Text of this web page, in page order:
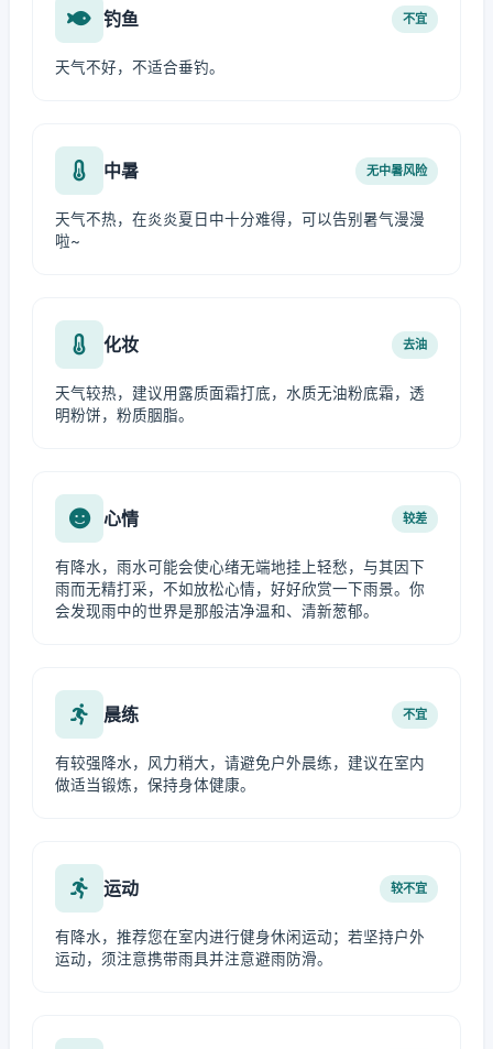
钓鱼 不宜
天气不好，不适合垂钓。
中暑 无中暑风险
天气不热，在炎炎夏日中十分难得，可以告别暑气漫漫
啦~
化妆 去油
天气较热，建议用露质面霜打底，水质无油粉底霜，透
明粉饼，粉质胭脂。
心情 较差
有降水，雨水可能会使心绪无端地挂上轻愁，与其因下
雨而无精打采，不如放松心情，好好欣赏一下雨景。你
会发现雨中的世界是那般洁净温和、清新葱郁。
晨练 不宜
有较强降水，风力稍大，请避免户外晨练，建议在室内
做适当锻炼，保持身体健康。
运动 较不宜
有降水，推荐您在室内进行健身休闲运动；若坚持户外
运动，须注意携带雨具并注意避雨防滑。